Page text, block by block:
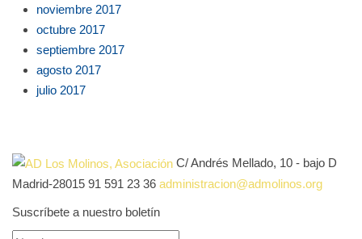
noviembre 2017
octubre 2017
septiembre 2017
agosto 2017
julio 2017
C/ Andrés Mellado, 10 - bajo D
Madrid-28015 91 591 23 36 administracion@admolinos.org
Suscríbete a nuestro boletín